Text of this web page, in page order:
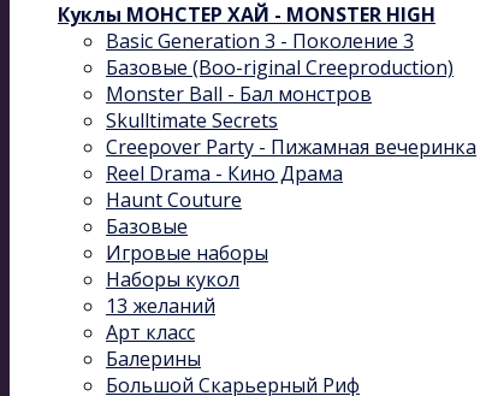
Куклы МОНСТЕР ХАЙ - MONSTER HIGH
Basic Generation 3 - Поколение 3
Базовые (Boo-riginal Creeproduction)
Monster Ball - Бал монстров
Skulltimate Secrets
Creepover Party - Пижамная вечеринка
Reel Drama - Кино Драма
Haunt Couture
Базовые
Игровые наборы
Наборы кукол
13 желаний
Арт класс
Балерины
Большой Скарьерный Риф